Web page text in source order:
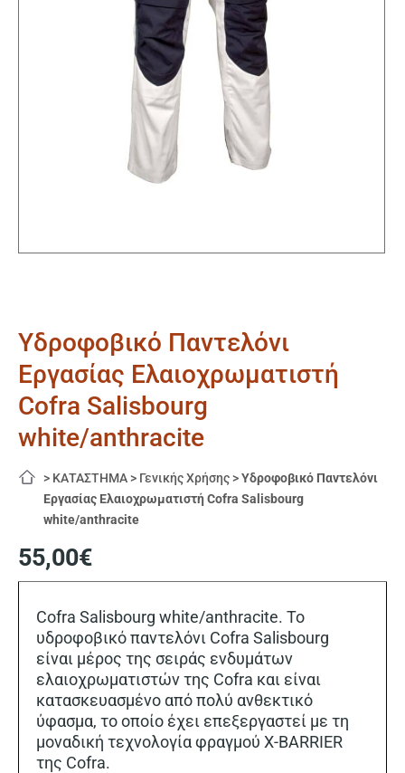
Υδροφοβικό Παντελόνι
Εργασίας Ελαιοχρωματιστή
Cofra Salisbourg
white/anthracite
> ΚΑΤΑΣΤΗΜΑ > Γενικής Χρήσης >Υδροφοβικό Παντελόνι
Εργασίας Ελαιοχρωματιστή Cofra Salisbourg
white/anthracite
55,00€
Cofra Salisbourg white/anthracite. Το
υδροφοβικό παντελόνι Cofra Salisbourg
είναι μέρος της σειράς ενδυμάτων
ελαιοχρωματιστών της Cofra και είναι
κατασκευασμένο από πολύ ανθεκτικό
ύφασμα, το οποίο έχει επεξεργαστεί με τη
μοναδική τεχνολογία φραγμού X-BARRIER
της Cofra.